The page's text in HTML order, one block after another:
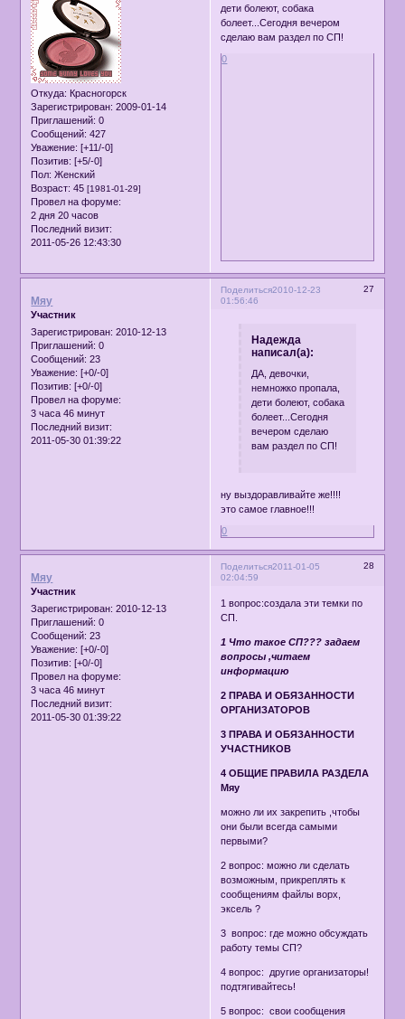
Откуда: Красногорск
Зарегистрирован: 2009-01-14
Приглашений: 0
Сообщений: 427
Уважение: [+11/-0]
Позитив: [+5/-0]
Пол: Женский
Возраст: 45[1981-01-29]
Провел на форуме:
2 дня 20 часов
Последний визит:
2011-05-26 12:43:30
дети болеют, собака
болеет...Сегодня вечером
сделаю вам раздел по СП!
0
Поделиться 27
2010-12-23
01:56:46
Мяу
Участник
Зарегистрирован: 2010-12-13
Приглашений: 0
Сообщений: 23
Уважение: [+0/-0]
Позитив: [+0/-0]
Провел на форуме:
3 часа 46 минут
Последний визит:
2011-05-30 01:39:22
Надежда
написал(а):
ДА, девочки,
немножко пропала,
дети болеют, собака
болеет...Сегодня
вечером сделаю
вам раздел по СП!
ну выздоравливайте же!!!!
это самое главное!!!
0
Поделиться 28
2011-01-05
02:04:59
Мяу
Участник
Зарегистрирован: 2010-12-13
Приглашений: 0
Сообщений: 23
Уважение: [+0/-0]
Позитив: [+0/-0]
Провел на форуме:
3 часа 46 минут
Последний визит:
2011-05-30 01:39:22
1 вопрос:создала эти темки по
СП.
1 Что такое СП??? задаем
вопросы ,читаем
информацию
2 ПРАВА И ОБЯЗАННОСТИ
ОРГАНИЗАТОРОВ
3 ПРАВА И ОБЯЗАННОСТИ
УЧАСТНИКОВ
4 ОБЩИЕ ПРАВИЛА РАЗДЕЛА
Мяу
можно ли их закрепить ,чтобы
они были всегда самыми
первыми?
2 вопрос: можно ли сделать
возможным, прикреплять к
сообщениям файлы ворх,
эксель ?
3 вопрос: где можно обсуждать
работу темы СП?
4 вопрос: другие организаторы!
подтягивайтесь!
5 вопрос: свои сообщения